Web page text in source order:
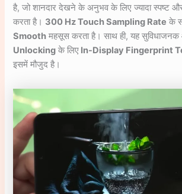
है, जो शानदार देखने के अनुभव के लिए ज्यादा स्पष्ट
करता है। 300 Hz Touch Sampling Rate के
Smooth महसूस करता है। साथ ही, यह सुविधाजनक
Unlocking के लिए In-Display Fingerprint
इसमें मौजुद है।